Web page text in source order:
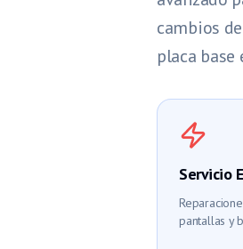
cambios
placa
Servicio
pantallas y